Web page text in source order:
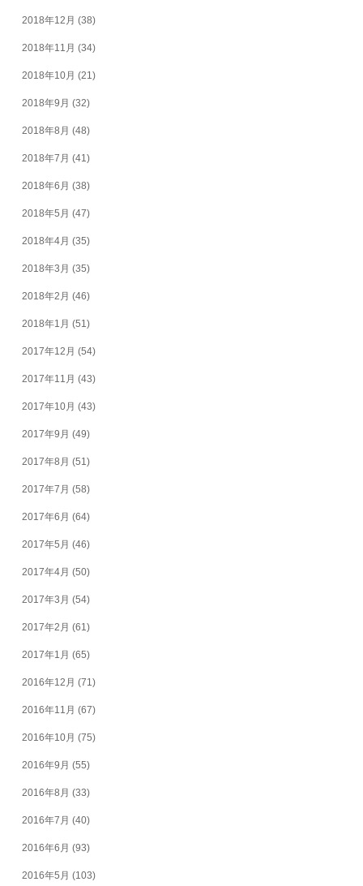
2018年12月 (38)
2018年11月 (34)
2018年10月 (21)
2018年9月 (32)
2018年8月 (48)
2018年7月 (41)
2018年6月 (38)
2018年5月 (47)
2018年4月 (35)
2018年3月 (35)
2018年2月 (46)
2018年1月 (51)
2017年12月 (54)
2017年11月 (43)
2017年10月 (43)
2017年9月 (49)
2017年8月 (51)
2017年7月 (58)
2017年6月 (64)
2017年5月 (46)
2017年4月 (50)
2017年3月 (54)
2017年2月 (61)
2017年1月 (65)
2016年12月 (71)
2016年11月 (67)
2016年10月 (75)
2016年9月 (55)
2016年8月 (33)
2016年7月 (40)
2016年6月 (93)
2016年5月 (103)